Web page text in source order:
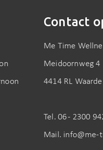
Contact
Me Time
Meidoornweg 4
4414 RL Waarde
Tel. 06 - 2300
Mail. info@me-